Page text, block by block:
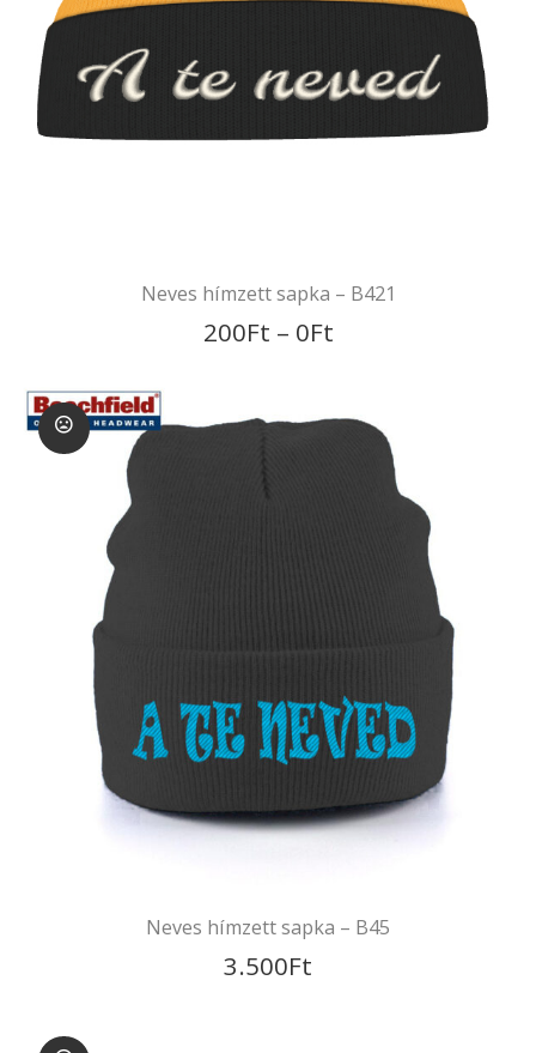
Feltételek
Adatkezelési Szabályzat
Adatkezelési
Változás a 2024. évi végi
Mi az a BARION?
Impresszum
Neves hímzett sapka – B421
200Ft–0Ft